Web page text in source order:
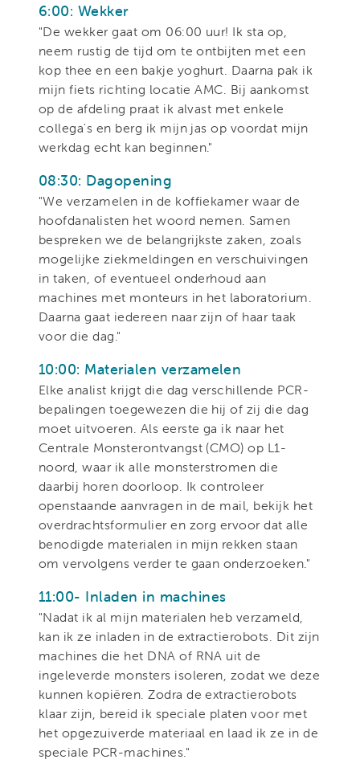
6:00: Wekker
"De wekker gaat om 06:00 uur! Ik sta op,
neem rustig de tijd om te ontbijten met een
kop thee en een bakje yoghurt. Daarna pak ik
mijn fiets richting locatie AMC. Bij aankomst
op de afdeling praat ik alvast met enkele
collega's en berg ik mijn jas op voordat mijn
werkdag echt kan beginnen."
08:30: Dagopening
"We verzamelen in de koffiekamer waar de
hoofdanalisten het woord nemen. Samen
bespreken we de belangrijkste zaken, zoals
mogelijke ziekmeldingen en verschuivingen
in taken, of eventueel onderhoud aan
machines met monteurs in het laboratorium.
Daarna gaat iedereen naar zijn of haar taak
voor die dag."
10:00: Materialen verzamelen
Elke analist krijgt die dag verschillende PCR-
bepalingen toegewezen die hij of zij die dag
moet uitvoeren. Als eerste ga ik naar het
Centrale Monsterontvangst (CMO) op L1-
noord, waar ik alle monsterstromen die
daarbij horen doorloop. Ik controleer
openstaande aanvragen in de mail, bekijk het
overdrachtsformulier en zorg ervoor dat alle
benodigde materialen in mijn rekken staan
om vervolgens verder te gaan onderzoeken."
11:00- Inladen in machines
"Nadat ik al mijn materialen heb verzameld,
kan ik ze inladen in de extractierobots. Dit zijn
machines die het DNA of RNA uit de
ingeleverde monsters isoleren, zodat we deze
kunnen kopiëren. Zodra de extractierobots
klaar zijn, bereid ik speciale platen voor met
het opgezuiverde materiaal en laad ik ze in de
speciale PCR-machines."